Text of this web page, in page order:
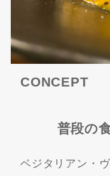
CONCEPT
普段の
ベジタリアン・